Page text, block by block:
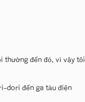
thường đến đó, vì vậy tôi
dori đến ga tàu điện